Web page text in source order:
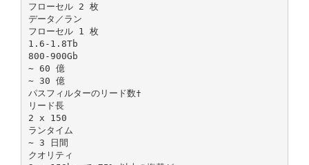
フローセル 2 枚
データ／ラン
フローセル 1 枚
1.6-1.8Tb
800-900Gb
∼ 60 億
∼ 30 億
パスフィルターのリード数†
リード長
2 x 150
ランタイム
∼ 3 日間
クオリティ